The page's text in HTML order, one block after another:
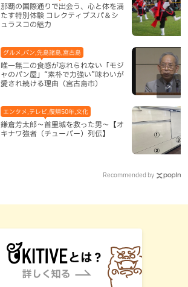
那覇の国際通りで出会う、心と体を満
たす特別体験 コレクティブスパ＆シ
ュラスコの魅力
唯一無二の食感が忘れられない「モジ
ャのパン屋」“素朴で力強い”味わいが
愛され続ける理由（宮古島市）
グルメ,パン,先島諸島,宮古島
鎌倉芳太郎～首里城を救った男～【オ
キナワ強者（チューバー）列伝】
エンタメ,テレビ,復帰50年,文化
Recommended by